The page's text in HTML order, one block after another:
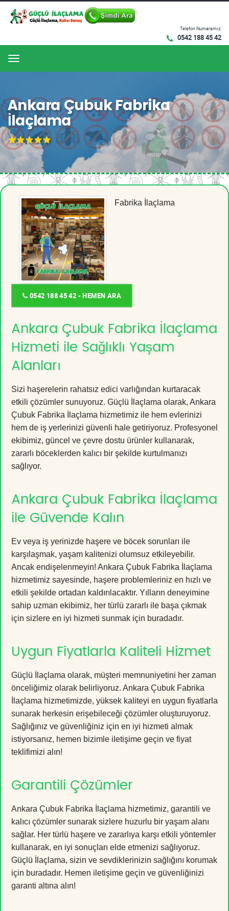
Telefon Numaramız:
0542 188 45 42
Menu
Ankara Çubuk Fabrika
İlaçlama
Fabrika İlaçlama
0542 188 45 42 - HEMEN ARA
Ankara Çubuk Fabrika İlaçlama
Hizmeti ile Sağlıklı Yaşam
Alanları
Sizi haşerelerin rahatsız edici varlığından kurtaracak
etkili çözümler sunuyoruz. Güçlü İlaçlama olarak, Ankara
Çubuk Fabrika İlaçlama hizmetimiz ile hem evlerinizi
hem de iş yerlerinizi güvenli hale getiriyoruz. Profesyonel
ekibimiz, güncel ve çevre dostu ürünler kullanarak,
zararlı böceklerden kalıcı bir şekilde kurtulmanızı
sağlıyor.
Ankara Çubuk Fabrika İlaçlama
ile Güvende Kalın
Ev veya iş yerinizde haşere ve böcek sorunları ile
karşılaşmak, yaşam kalitenizi olumsuz etkileyebilir.
Ancak endişelenmeyin! Ankara Çubuk Fabrika İlaçlama
hizmetimiz sayesinde, haşere problemleriniz en hızlı ve
etkili şekilde ortadan kaldırılacaktır. Yılların deneyimine
sahip uzman ekibimiz, her türlü zararlı ile başa çıkmak
için sizlere en iyi hizmeti sunmak için buradadır.
Uygun Fiyatlarla Kaliteli Hizmet
Güçlü İlaçlama olarak, müşteri memnuniyetini her zaman
önceliğimiz olarak belirliyoruz. Ankara Çubuk Fabrika
İlaçlama hizmetimizde, yüksek kaliteyi en uygun fiyatlarla
sunarak herkesin erişebileceği çözümler oluşturuyoruz.
Sağlığınız ve güvenliğiniz için en iyi hizmeti almak
istiyorsanız, hemen bizimle iletişime geçin ve fiyat
teklifimizi alın!
Garantili Çözümler
Ankara Çubuk Fabrika İlaçlama hizmetimiz, garantili ve
kalıcı çözümler sunarak sizlere huzurlu bir yaşam alanı
sağlar. Her türlü haşere ve zararlıya karşı etkili yöntemler
kullanarak, en iyi sonuçları elde etmenizi sağlıyoruz.
Güçlü İlaçlama, sizin ve sevdiklerinizin sağlığını korumak
için buradadır. Hemen iletişime geçin ve güvenliğinizi
garanti altına alın!